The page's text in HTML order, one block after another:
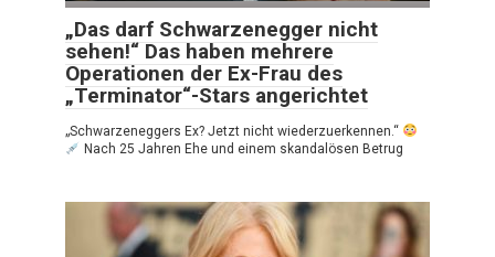
„Das darf Schwarzenegger nicht
sehen!“ Das haben mehrere
Operationen der Ex-Frau des
„Terminator“-Stars angerichtet
„Schwarzeneggers Ex? Jetzt nicht wiederzuerkennen.“
Nach 25 Jahren Ehe und einem skandalösen Betrug